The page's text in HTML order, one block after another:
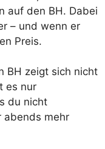
auf den BH. Dabei
– und wenn er
Preis.
BH zeigt sich nicht
es nur
du nicht
abends mehr